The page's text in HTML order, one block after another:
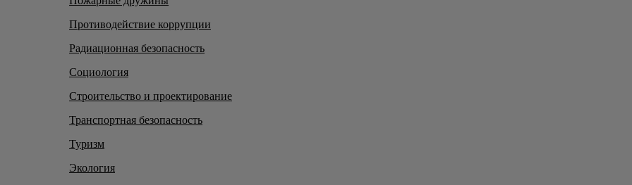
Противодействие коррупции
Радиационная безопасность
Социология
Строительство и проектирование
Транспортная безопасность
Туризм
Экология